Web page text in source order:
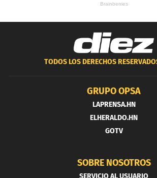
TODOS LOS DERECHOS
GRUPO OPSA
LAPRENSA.HN
ELHERALDO.HN
GOTV
SOBRE NOSOTROS